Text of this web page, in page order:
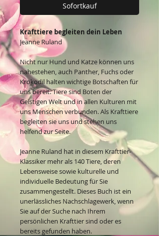
Sofortkauf
Krafttiere begleiten dein Leben
Jeanne Ruland
Nicht nur Hund und Katze können uns
nahestehen, auch Panther, Fuchs oder
Krokodil halten wichtige Botschaften für
uns bereit. Tiere sind Boten der
Geistigen Welt und in allen Kulturen mit
uns Menschen verbunden. Als Krafttiere
begleiten sie uns und stehen uns
helfend zur Seite.
Jeanne Ruland hat in diesem Krafttier-
Klassiker mehr als 140 Tiere, deren
Lebensweise sowie kulturelle und
individuelle Bedeutung für Sie
zusammengestellt. Dieses Buch ist ein
unerlässliches Nachschlagewerk, wenn
Sie auf der Suche nach Ihrem
persönlichen Krafttier sind oder es
bereits gefunden haben.